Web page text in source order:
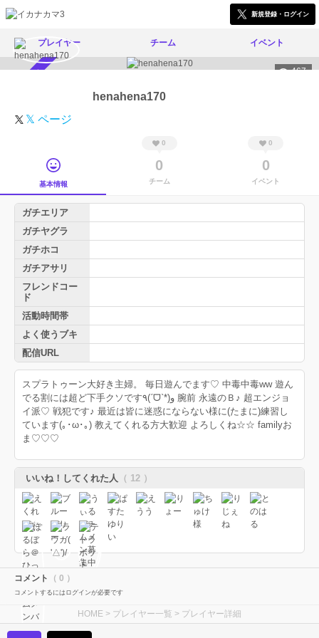
新規登録・ログイン
プレイヤー チーム イベント
467
henahena170
𝕏 ページ
基本情報
0
0
チーム
0
0
イベント
ガチエリア
ガチヤグラ
ガチホコ
ガチアサリ
フレンドコー
ド
活動時間帯
よく使うブキ
配信URL
スプラトゥーン大好き主婦。 毎日遊んでます♡ 中毒中毒ww 遊ん
でる割には超ど下手クソです٩(ˊᗜˋ*)و 腕前 永遠のＢ♪ 超エンジョ
イ派♡ 戦犯です♪ 最近は皆に迷惑にならない様に(たまに)練習し
ています(｡･ω･｡) 教えてくれる方大歓迎 よろしくね☆☆ familyお
ま♡♡♡
いいね！してくれた人 （ 12 ）
コメント （ 0 ）
コメントするにはログインが必要です
HOME > プレイヤー一覧 > プレイヤー詳細